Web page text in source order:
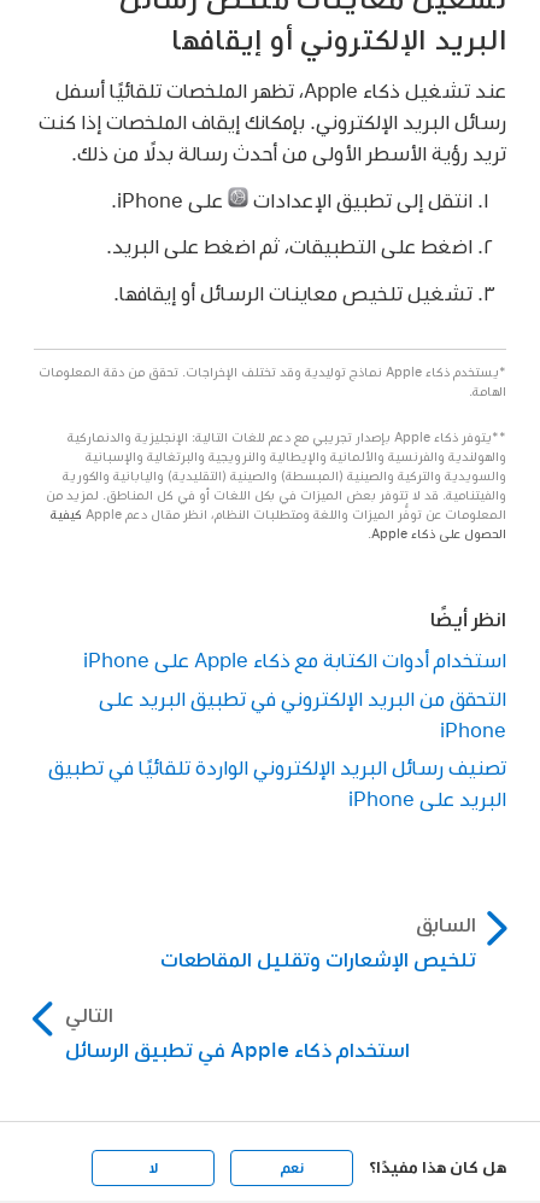
البريد الإلكتروني أو إيقافها
عند تشغيل ذكاء Apple، تظهر الملخصات تلقائيًا أسفل
رسائل البريد الإلكتروني. بإمكانك إيقاف الملخصات إذا كنت
تريد رؤية الأسطر الأولى من أحدث رسالة بدلًا من ذلك.
انتقل إلى تطبيق الإعدادات على iPhone.
اضغط على التطبيقات، ثم اضغط على البريد.
تشغيل تلخيص معاينات الرسائل أو إيقافها.
*يستخدم ذكاء Apple نماذج توليدية وقد تختلف الإخراجات. تحقق من دقة المعلومات
الهامة.
**يتوفر ذكاء Apple بإصدار تجريبي مع دعم للغات التالية: الإنجليزية والدنماركية
والهولندية والفرنسية والألمانية والإيطالية والنرويجية والبرتغالية والإسبانية
والسويدية والتركية والصينية (المبسطة) والصينية (التقليدية) واليابانية والكورية
والفيتنامية. قد لا تتوفر بعض الميزات في بكل اللغات أو في كل المناطق. لمزيد من
المعلومات عن توفُّر الميزات واللغة ومتطلبات النظام، انظر مقال دعم Apple
كيفية
الحصول على ذكاء Apple
.
انظر أيضًا
استخدام أدوات الكتابة مع ذكاء Apple على iPhone
التحقق من البريد الإلكتروني في تطبيق البريد على
iPhone
تصنيف رسائل البريد الإلكتروني الواردة تلقائيًا في تطبيق
البريد على iPhone
السابق
تلخيص الإشعارات وتقليل المقاطعات
التالي
استخدام ذكاء Apple في تطبيق الرسائل
هل كان هذا مفيدًا؟ نعم لا